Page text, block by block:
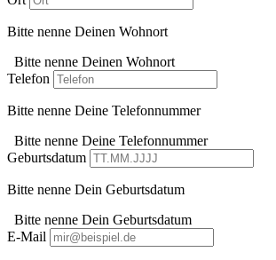
Bitte nenne Deinen Wohnort
Bitte nenne Deinen Wohnort
Telefon
Bitte nenne Deine Telefonnummer
Bitte nenne Deine Telefonnummer
Geburtsdatum
Bitte nenne Dein Geburtsdatum
Bitte nenne Dein Geburtsdatum
E-Mail